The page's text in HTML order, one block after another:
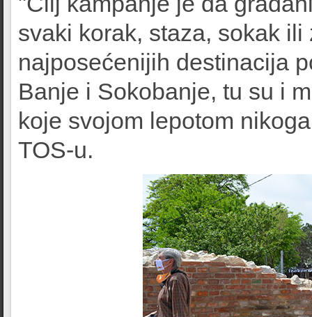
svaki korak, staza, sokak
najposećenijih destinacija
Banje i Sokobanje, tu su i
koje svojom lepotom
TOS-u.